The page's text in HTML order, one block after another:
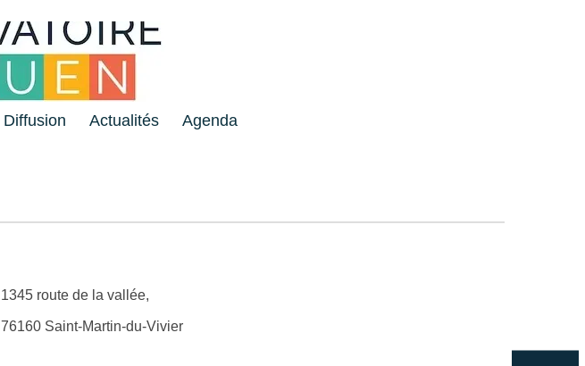
Diffusion Actualités Agenda
1345 route de la vallée,
76160 Saint-Martin-du-Vivier